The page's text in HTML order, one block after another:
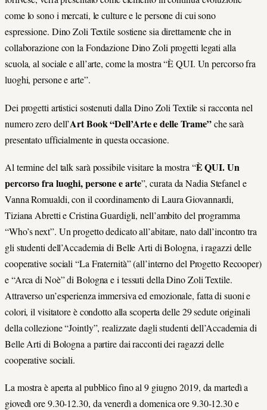
come lo sono i mercati, le culture e le persone di cui sono
espressione. Dino Zoli Textile sostiene sia direttamente che in
collaborazione con la Fondazione Dino Zoli progetti legati alla
scuola, al sociale e all’arte, come la mostra “È QUI. Un percorso fra
luoghi, persone e arte”.
Dei progetti artistici sostenuti dalla Dino Zoli Textile si racconta nel
numero zero dell’Art Book “Dell’Arte e delle Trame”che sarà
presentato ufficialmente in questa occasione.
Al termine del talk sarà possibile visitare la mostra “È QUI. Un
percorso fra luoghi, persone e arte”, curata da Nadia Stefanel e
Vanna Romualdi, con il coordinamento di Laura Giovannardi,
Tiziana Abretti e Cristina Guardigli, nell’ambito del programma
“Who’s next”. Un progetto dedicato all’abitare, nato dall’incontro tra
gli studenti dell’Accademia di Belle Arti di Bologna, i ragazzi delle
cooperative sociali “La Fraternità” (all’interno del Progetto Recooper)
e “Arca di Noè” di Bologna e i tessuti della Dino Zoli Textile.
Attraverso un’esperienza immersiva ed emozionale, fatta di suoni e
colori, il visitatore è condotto alla scoperta delle 29 sedute originali
della collezione “Jointly”, realizzate dagli studenti dell’Accademia di
Belle Arti di Bologna a partire dai racconti dei ragazzi delle
cooperative sociali.
La mostra è aperta al pubblico fino al 9 giugno 2019, da martedì a
giovedì ore 9.30-12.30, da venerdì a domenica ore 9.30-12.30 e